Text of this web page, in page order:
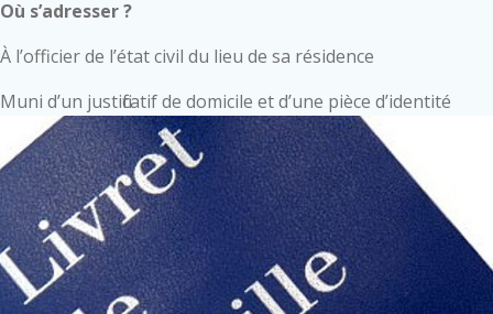
Où s’adresser ?
À l’officier de l’état civil du lieu de sa résidence
Muni d’un justificatif de domicile et d’une pièce d’identité